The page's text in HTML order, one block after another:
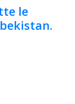
le